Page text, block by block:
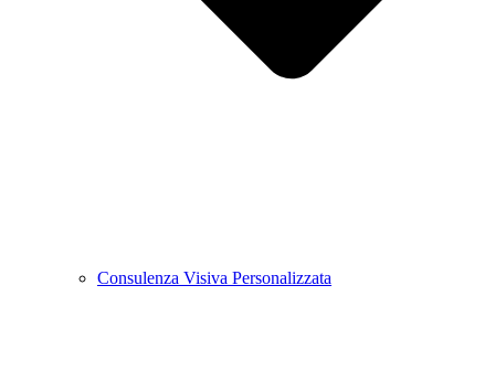
Consulenza Visiva Personalizzata